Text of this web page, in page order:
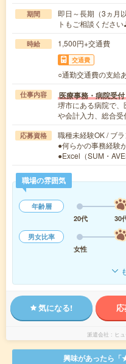
期間
即日～長期（3ヵ
トもご相談くださ
時給 1,500円+交通費
交通費
○通勤交通費の支給
仕事内容 医療事務・病院受付
堺市にある病院で
や会計入力、総合
応募資格
職種未経験OK / ブ
●何らかの事務経験
●Excel（SUM・
職場の雰囲気
年齢層
20代
30
男女比率
女性
気になる!
派遣会社 ヒ
興味があったら「